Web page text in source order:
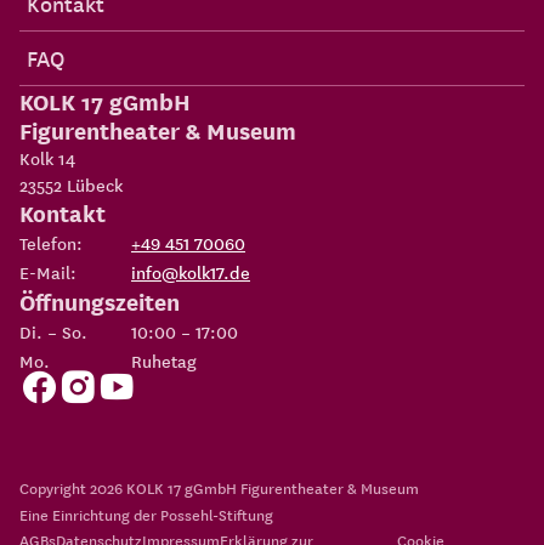
FAQ
KOLK 17 gGmbH
Figurentheater & Museum
Kolk 14
23552 Lübeck
Kontakt
Telefon:
+49 451 70060
E-Mail:
info@kolk17.de
Öffnungszeiten
Di. – So.
10:00 – 17:00
Mo.
Ruhetag
Copyright 2026 KOLK 17 gGmbH Figurentheater & Museum
Eine Einrichtung der Possehl-Stiftung
AGBsDatenschutzImpressumErklärung zur Cookie